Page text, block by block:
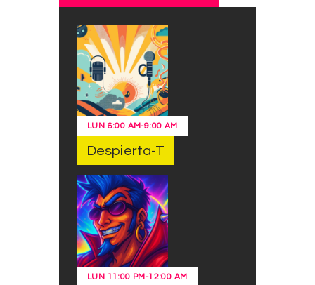
LUN 6:00 AM-9:00 AM
Despierta-T
LUN 11:00 PM-12:00 AM